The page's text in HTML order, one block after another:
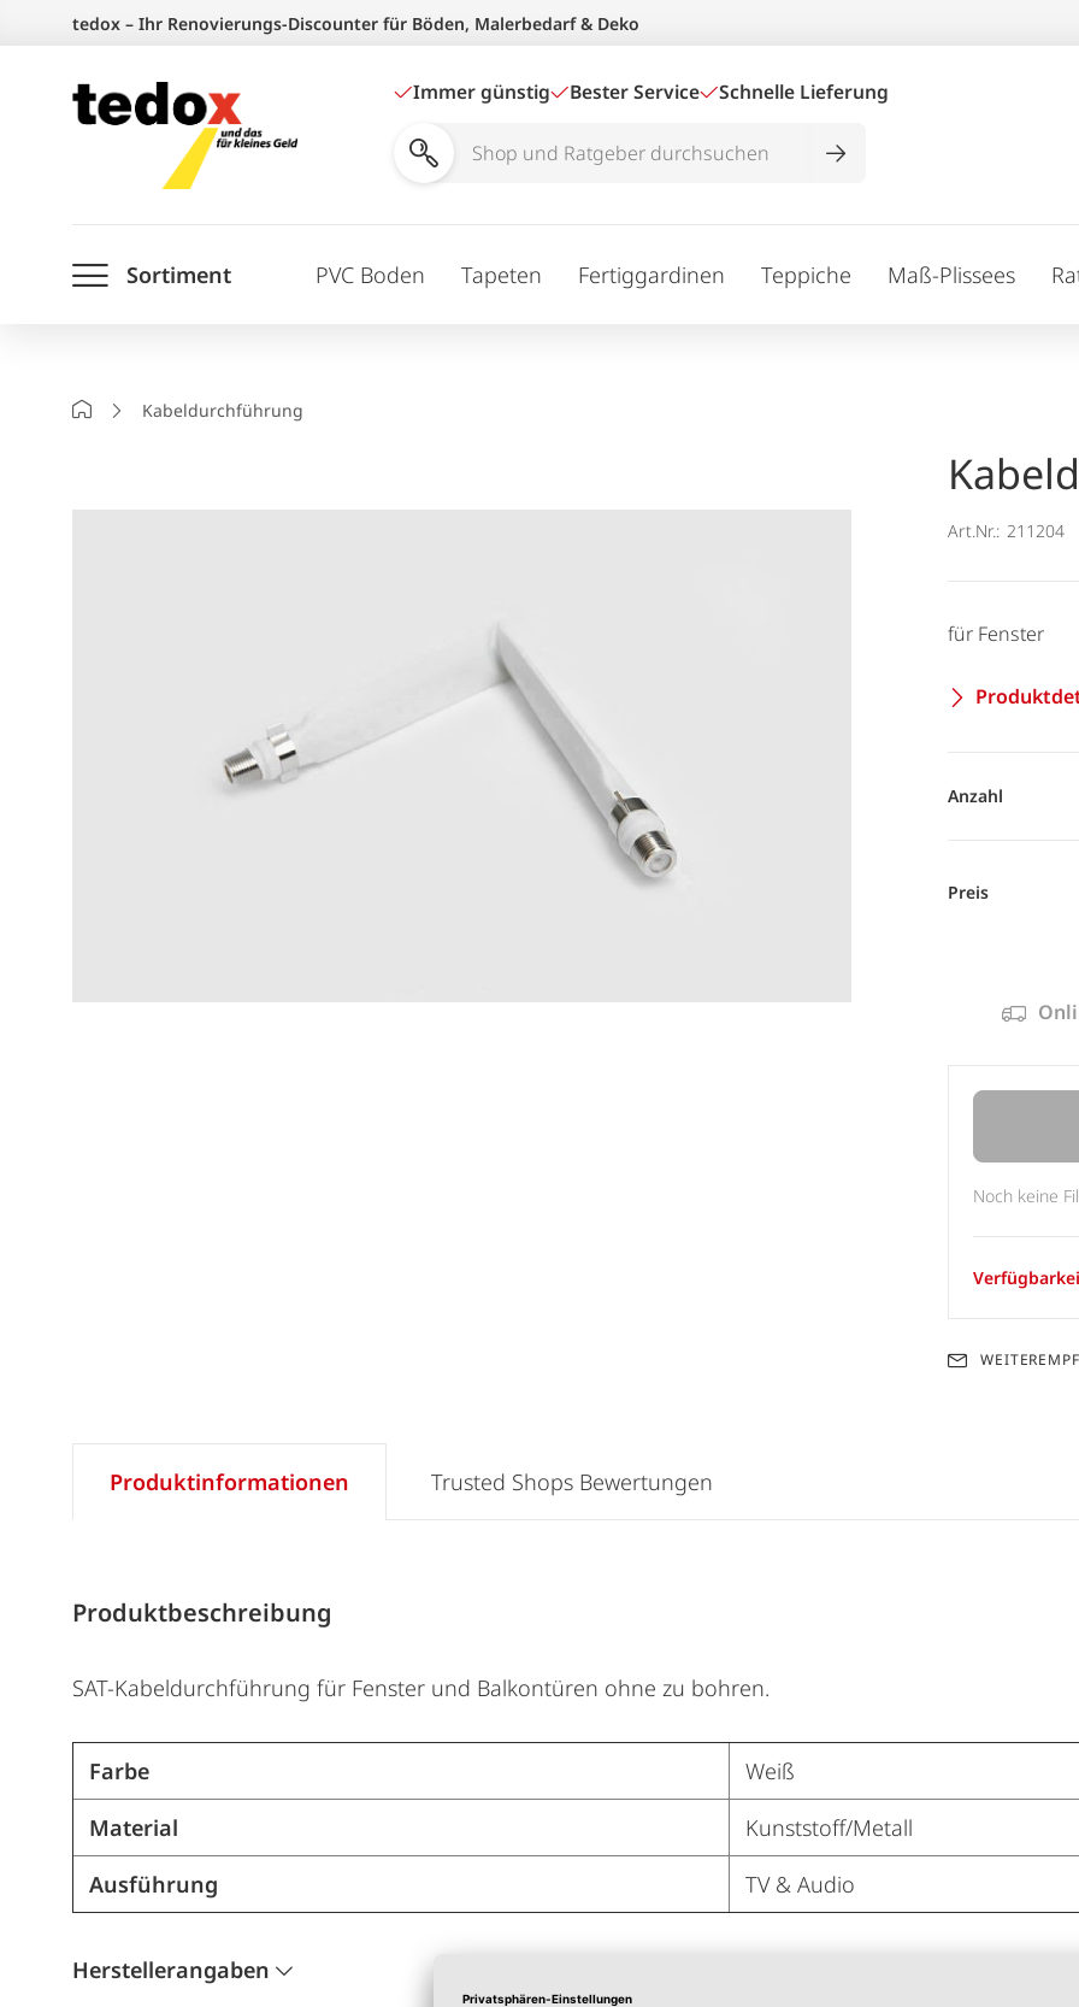
springen
tedox – Ihr Renovierungs-Discounter für Böden, Malerbedarf & Deko
Immer günstig Bester Service Schnelle Lieferung
Shop
durchsuchen
Sortiment PVC Boden Tapeten Fertiggardinen Teppiche Maß-Plissees
StartseiteKabeldurchführung
Art.Nr.: 211204
für Fenster
Anzahl
Preis
Noch keine
Produktinformationen
Produktbeschreibung
SAT-Kabeldurchführung für Fenster und Balkontüren ohne zu bohren.
Farbe
Weiß
Material
Kunststoff/Metall
Ausführung
TV & Audio
Herstellerangaben
Trusted Shops Bewertungen